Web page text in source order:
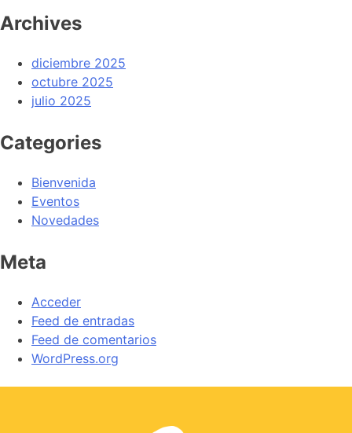
Archives
diciembre 2025
octubre 2025
julio 2025
Categories
Bienvenida
Eventos
Novedades
Meta
Acceder
Feed de entradas
Feed de comentarios
WordPress.org